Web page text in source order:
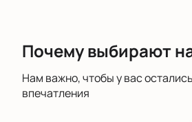
мирового балета, который
мероприятие пройдет в рамках
«Искусство без границ» и будет
Почему выбирают
Нам важно, чтобы у вас
впечатления